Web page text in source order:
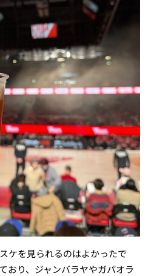
ケを見られるのはよかったで
おり、ジャンバラヤやガパオラ